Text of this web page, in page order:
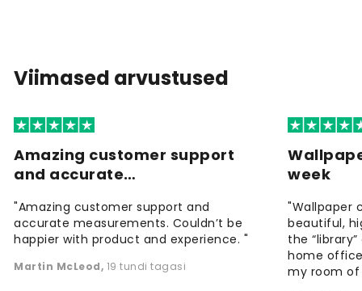
Viimased arvustused
Amazing customer support
and accurate…
"Amazing customer support and
accurate measurements. Couldn’t be
happier with product and experience. "
Martin McLeod, 19 tundi tagasi
week
"Wallpaper
beautiful,
the
home
my room of